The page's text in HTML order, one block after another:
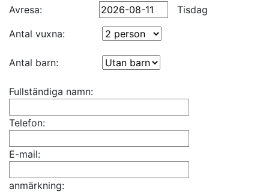
Avresa:
Tisdag
Antal vuxna:
Antal barn:
Fullständiga namn:
Telefon:
E-mail:
anmärkning: